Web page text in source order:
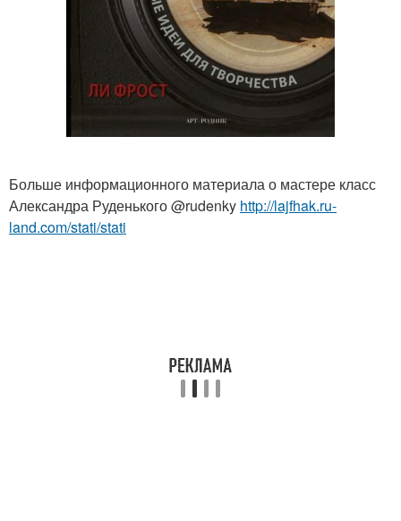
Больше информационного материала о мастере класс
Александра Руденького @rudenky http://lajfhak.ru-
land.com/stati/stati